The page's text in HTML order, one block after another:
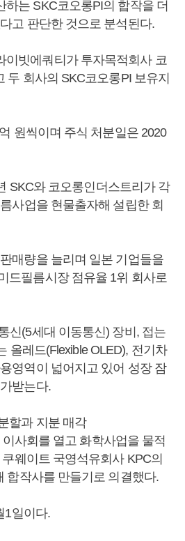
하는 SKC코오롱PI의 합작을 더
고 판단한 것으로 분석된다.
이빗에쿼티가 투자목적회사 코
두 회사의 SKC코오롱PI 보유지
원씩이며 주식 처분일은 2020
SKC와 코오롱인더스트리가 각
사업을 현물출자해 설립한 회
매량을 늘리며 일본 기업들을
드필름시장 점유율 1위 회사로
신(5세대 이동통신) 장비, 접는
올레드(Flexible OLED), 전기차
영역이 넓어지고 있어 성장 잠
받는다.
할과 지분 매각
사회를 열고 화학사업을 물적
웨이트 국영석유회사 KPC의
합작사를 만들기로 의결했다.
1일이다.